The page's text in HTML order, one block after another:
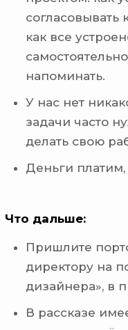
согласовывать
как все
напоминать.
У нас нет
задачи часто
делать свою
Деньги
Что дальше:
Пришлите
директору на
дизайнера», в
В рассказе